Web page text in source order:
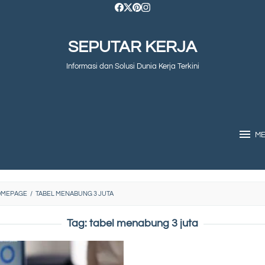
SEPUTAR KERJA
Informasi dan Solusi Dunia Kerja Terkini
/ TABEL MENABUNG 3 JUTA
Tag: tabel menabung 3 juta